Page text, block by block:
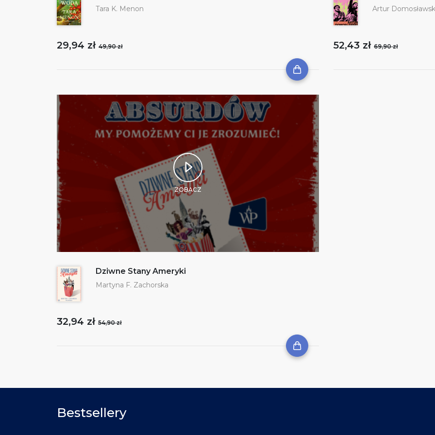
Tara K. Menon
29,94 zł 49,90 zł
Artur
52,43 zł 69,90 zł
ZOBACZ
Dziwne Stany Ameryki
Martyna F. Zachorska
32,94 zł 54,90 zł
Bestsellery